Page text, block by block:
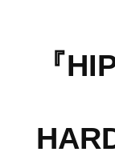
『